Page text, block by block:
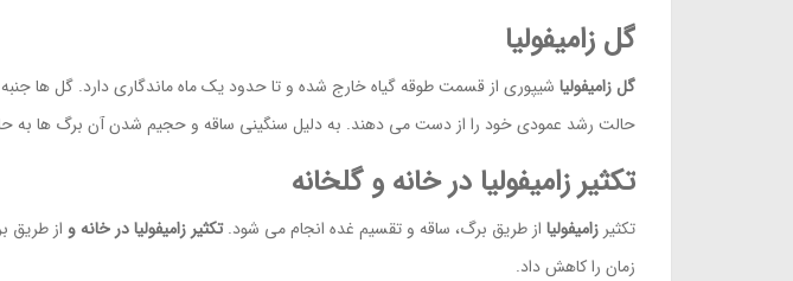
گل زامیفولیا
گل زامیفولیا شیپوری از قسمت طوقه گیاه خارج شده و تا حدود یک ماه ماندگاری دارد. گل ها
حالت رشد عمودی خود را از دست می دهند. به دلیل سنگینی ساقه و حجیم شدن آن برگ ها به
تکثیر زامیفولیا در خانه و گلخانه
تکثیر زامیفولیا از طریق برگ، ساقه و تقسیم غده انجام می شود.تکثیر زامیفولیا در خانه و از طریق برگ زمانبر است
زمان را کاهش داد.